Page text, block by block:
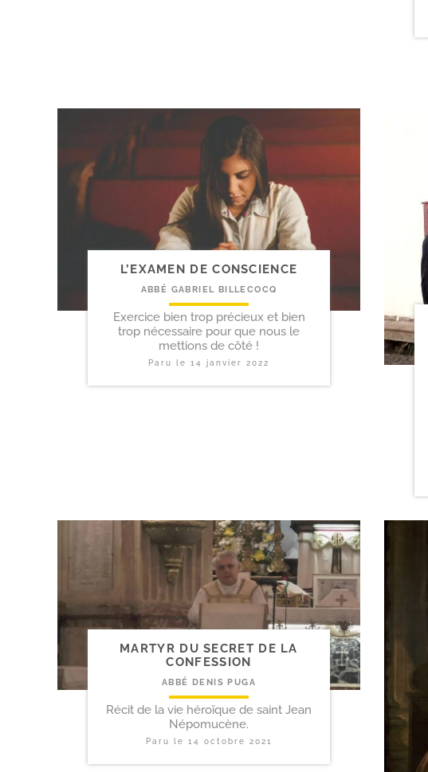
L’EXAMEN DE CONSCIENCE
ABBÉ GABRIEL BILLECOCQ
Exercice bien trop précieux et bien
trop nécessaire pour que nous le
mettions de côté !
Paru le 14 janvier 2022
MARTYR DU SECRET DE LA
CONFESSION
ABBÉ DENIS PUGA
Récit de la vie héroïque de saint Jean
Népomucène.
Paru le 14 octobre 2021